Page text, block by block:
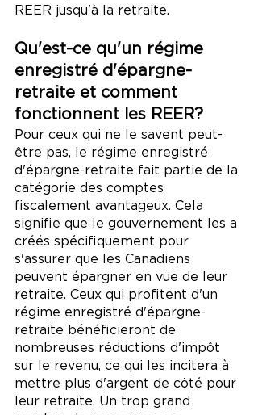
REER jusqu'à la retraite.
Qu'est-ce qu'un régime
enregistré d'épargne-
retraite et comment
fonctionnent les REER?
Pour ceux qui ne le savent peut-
être pas, le régime enregistré
d'épargne-retraite fait partie de la
catégorie des comptes
fiscalement avantageux. Cela
signifie que le gouvernement les a
créés spécifiquement pour
s'assurer que les Canadiens
peuvent épargner en vue de leur
retraite. Ceux qui profitent d'un
régime enregistré d'épargne-
retraite bénéficieront de
nombreuses réductions d'impôt
sur le revenu, ce qui les incitera à
mettre plus d'argent de côté pour
leur retraite. Un trop grand